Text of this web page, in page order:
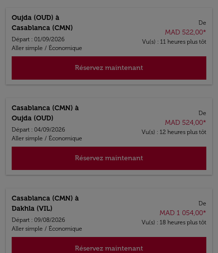
Oujda (OUD) à
Casablanca (CMN)
Départ : 01/09/2026
Aller simple / Économique
De
MAD 522,00*
Vu(s) : 11 heures plus tôt
Réservez maintenant
Casablanca (CMN) à
Oujda (OUD)
Départ : 04/09/2026
Aller simple / Économique
De
MAD 524,00*
Vu(s) : 12 heures plus tôt
Réservez maintenant
Casablanca (CMN) à
Dakhla (VIL)
Départ : 09/08/2026
Aller simple / Économique
De
MAD 1 054,00*
Vu(s) : 18 heures plus tôt
Réservez maintenant